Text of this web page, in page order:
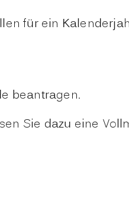
für ein
beantragen.
Sie dazu eine